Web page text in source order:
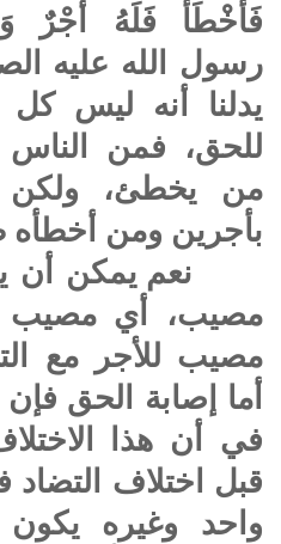
فَأَخْطَأْ فَلَهُ أَجْرٌ
رسول الله عليه
يدلنا أنه ليس كل
للحق، فمن
من يخطئ، ولكن
بأجرين ومن أخطأه
نعم يمكن أن
مصيب، أي مصيب
مصيب للأجر مع
أما إصابة الحق
في أن هذا
قبل اختلاف
واحد وغيره